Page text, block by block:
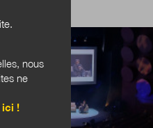
nous
ne
ici !